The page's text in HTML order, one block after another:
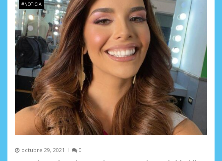
#NOTICIA
octubre 29, 2021 0